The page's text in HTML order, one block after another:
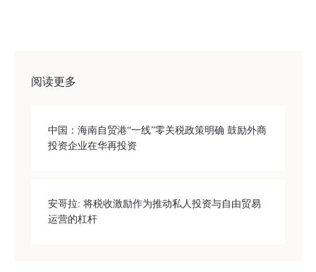
阅读更多
中国：海南自贸港“一线”零关税政策明确 鼓励外商
投资企业在华再投资
安哥拉: 将税收激励作为推动私人投资与自由贸易
运营的杠杆